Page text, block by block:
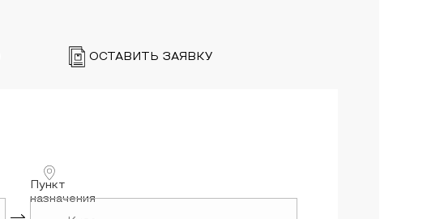
ОСТАВИТЬ ЗАЯВКУ
Пункт
назначения